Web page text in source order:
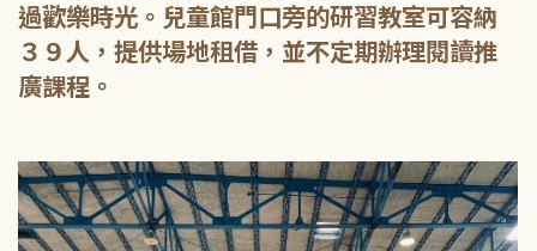
過歡樂時光。兒童館門口旁的研習教室可容納
３９人，提供場地租借，並不定期辦理閱讀推
廣課程。